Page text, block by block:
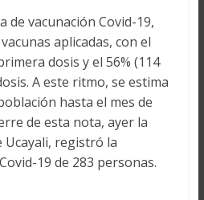
de vacunación Covid-19,
aplicadas, con el
dosis y el 56% (114
A este ritmo, se estima
hasta el mes de
de esta nota, ayer la
Ucayali, registró la
19 de 283 personas.